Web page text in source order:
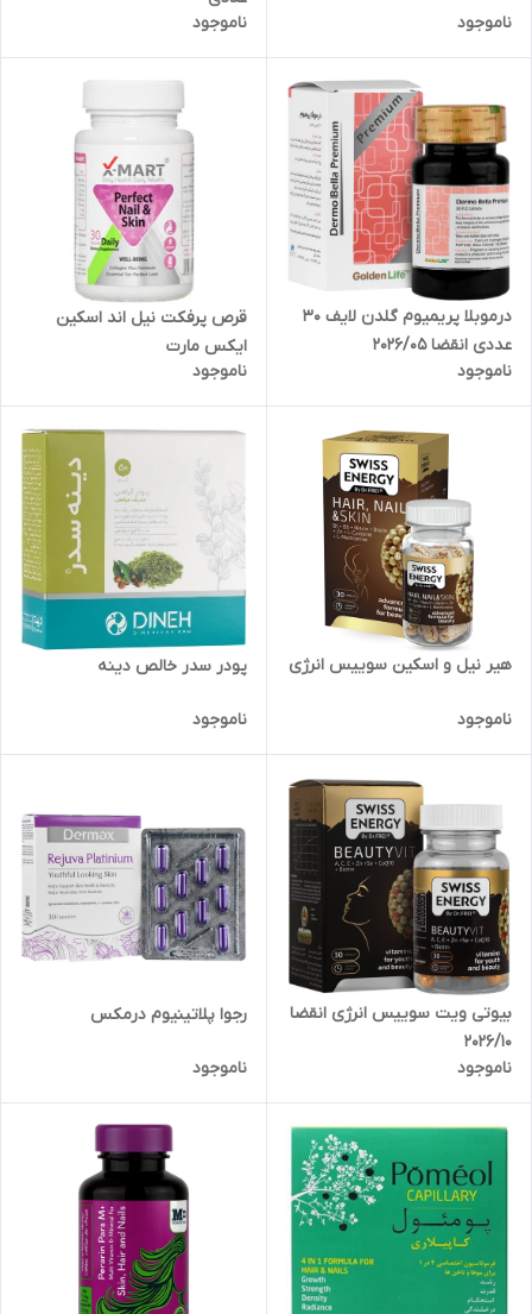
ناموجود
ناموجود
درموبلا پریمیوم گلدن لایف 30
عددی انقضا 2026/05
ناموجود
قرص پرفکت نیل اند اسکین
ایکس مارت
ناموجود
هیر نیل و اسکین سوییس انرژی
ناموجود
پودر سدر خالص دینه
ناموجود
بیوتی ویت سوییس انرژی انقضا
2026/10
ناموجود
رجوا پلاتینیوم درمکس
ناموجود